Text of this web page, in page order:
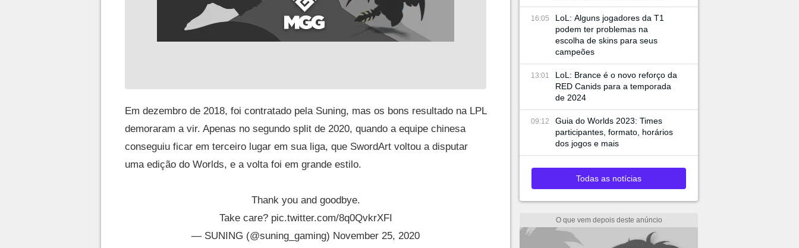
Em dezembro de 2018, foi contratado pela Suning, mas os bons resultado na LPL
demoraram a vir. Apenas no segundo split de 2020, quando a equipe chinesa
conseguiu ficar em terceiro lugar em sua liga, que SwordArt voltou a disputar
uma edição do Worlds, e a volta foi em grande estilo.
Thank you and goodbye.
Take care? pic.twitter.com/8q0QvkrXFI
— SUNING (@suning_gaming) November 25, 2020
16:05
LoL: Alguns jogadores da T1
podem ter problemas na
escolha de skins para seus
campeões
13:01
LoL: Brance é o novo reforço da
RED Canids para a temporada
de 2024
09:12
Guia do Worlds 2023: Times
participantes, formato, horários
dos jogos e mais
Todas as notícias